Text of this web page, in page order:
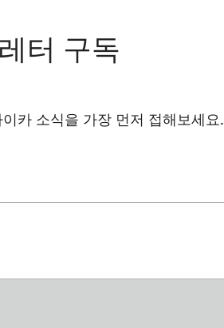
터 구독
카 소식을 가장 먼저 접해보세요.